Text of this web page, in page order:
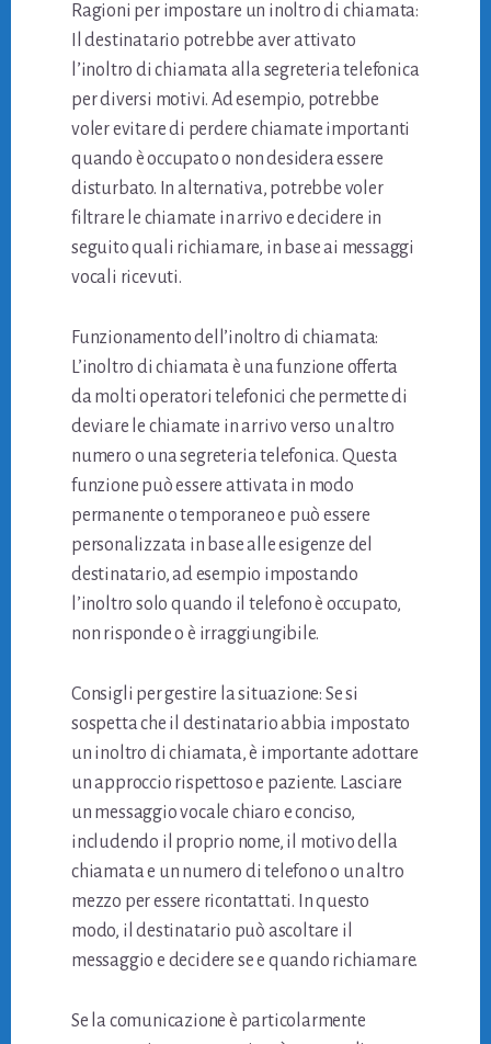
Ragioni per impostare un inoltro di chiamata:
Il destinatario potrebbe aver attivato
l’inoltro di chiamata alla segreteria telefonica
per diversi motivi. Ad esempio, potrebbe
voler evitare di perdere chiamate importanti
quando è occupato o non desidera essere
disturbato. In alternativa, potrebbe voler
filtrare le chiamate in arrivo e decidere in
seguito quali richiamare, in base ai messaggi
vocali ricevuti.
Funzionamento dell’inoltro di chiamata:
L’inoltro di chiamata è una funzione offerta
da molti operatori telefonici che permette di
deviare le chiamate in arrivo verso un altro
numero o una segreteria telefonica. Questa
funzione può essere attivata in modo
permanente o temporaneo e può essere
personalizzata in base alle esigenze del
destinatario, ad esempio impostando
l’inoltro solo quando il telefono è occupato,
non risponde o è irraggiungibile.
Consigli per gestire la situazione: Se si
sospetta che il destinatario abbia impostato
un inoltro di chiamata, è importante adottare
un approccio rispettoso e paziente. Lasciare
un messaggio vocale chiaro e conciso,
includendo il proprio nome, il motivo della
chiamata e un numero di telefono o un altro
mezzo per essere ricontattati. In questo
modo, il destinatario può ascoltare il
messaggio e decidere se e quando richiamare.
Se la comunicazione è particolarmente